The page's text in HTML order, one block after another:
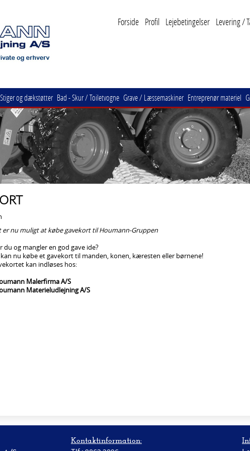
Forside Profil Lejebetingelser Levering /
og dækstøtter Bad - Skur / Toiletvogne Grave / Læssemaskiner Entreprenør materiel
er nu muligt at købe gavekort til Houmann-Gruppen
du og mangler en god gave ide?
kan nu købe et gavekort til manden, konen, kæresten eller børnene!
kan indløses hos:
Malerfirma A/S
Materieludlejning A/S
Kontaktinformation: